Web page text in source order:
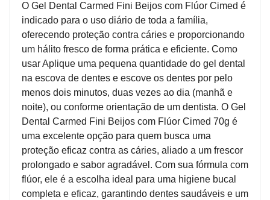
O Gel Dental Carmed Fini Beijos com Flúor Cimed é
indicado para o uso diário de toda a família,
oferecendo proteção contra cáries e proporcionando
um hálito fresco de forma prática e eficiente. Como
usar Aplique uma pequena quantidade do gel dental
na escova de dentes e escove os dentes por pelo
menos dois minutos, duas vezes ao dia (manhã e
noite), ou conforme orientação de um dentista. O Gel
Dental Carmed Fini Beijos com Flúor Cimed 70g é
uma excelente opção para quem busca uma
proteção eficaz contra as cáries, aliado a um frescor
prolongado e sabor agradável. Com sua fórmula com
flúor, ele é a escolha ideal para uma higiene bucal
completa e eficaz, garantindo dentes saudáveis e um